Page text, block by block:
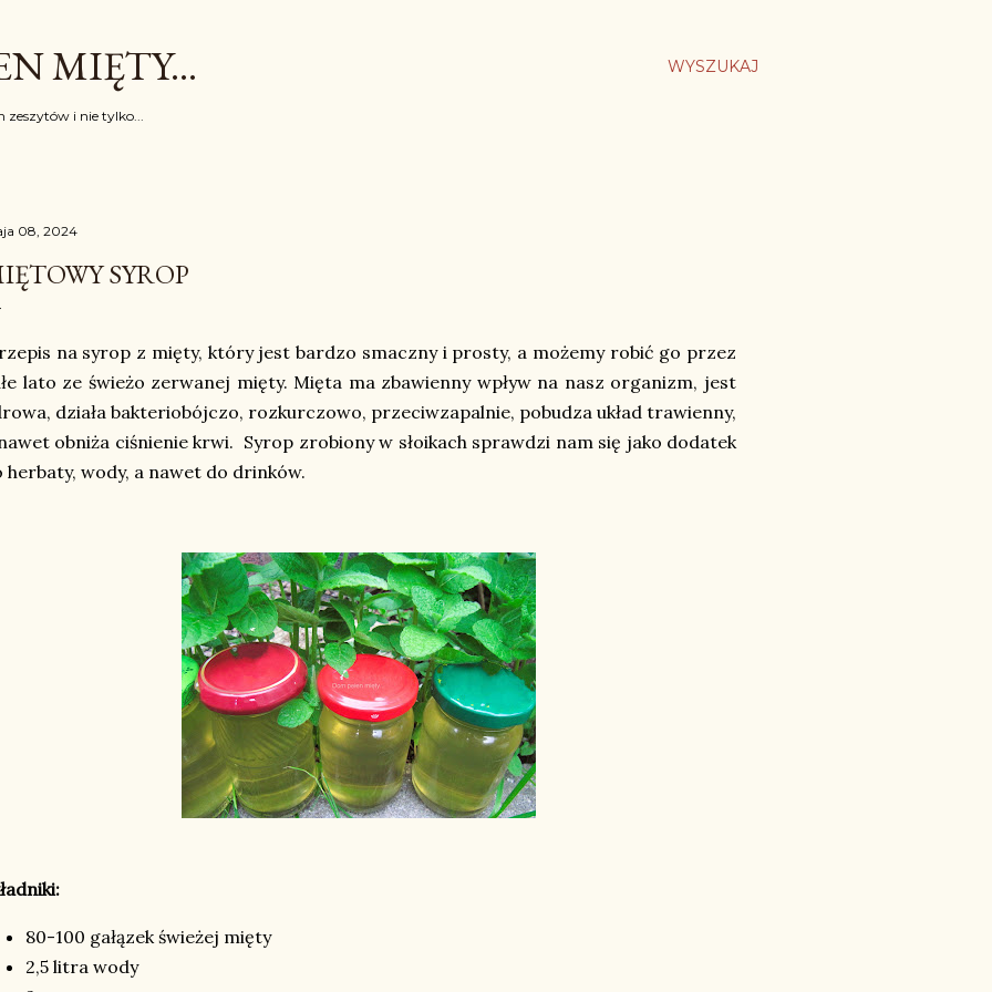
WYSZUKAJ
MIĘTY...
zeszytów i nie tylko...
08, 2024
SYROP
na syrop z mięty, który jest bardzo smaczny i prosty, a możemy robić go przez
lato ze świeżo zerwanej mięty. Mięta ma zbawienny wpływ na nasz organizm, jest
działa bakteriobójczo, rozkurczowo, przeciwzapalnie, pobudza układ trawienny,
obniża ciśnienie krwi. Syrop zrobiony w słoikach sprawdzi nam się jako dodatek
herbaty, wody, a nawet do drinków.
80-100 gałązek świeżej mięty
2,5 litra wody